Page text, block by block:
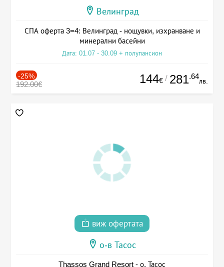
Велинград
СПА оферта 3=4: Велинград - нощувки, изхранване и
минерални басейни
Дата: 01.07 - 30.09 + полупансион
-25%
192.00€ 144€ / 281.64
лв.
виж офертата
о-в Тасос
Thassos Grand Resort - о. Тасос